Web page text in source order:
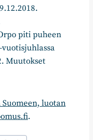
piti puheen
Muutokset
luotan
.